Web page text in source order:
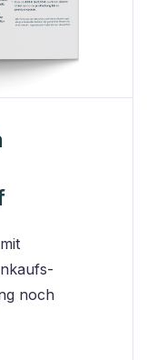
noch